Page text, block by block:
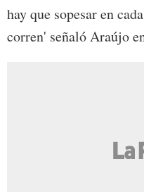
hay que sopesar en
corren' señaló Araújo